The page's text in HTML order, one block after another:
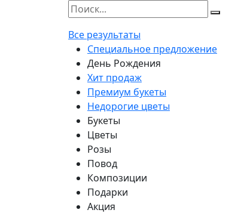
Все результаты
Специальное предложение
День Рождения
Хит продаж
Премиум букеты
Недорогие цветы
Букеты
Цветы
Розы
Повод
Композиции
Подарки
Акция